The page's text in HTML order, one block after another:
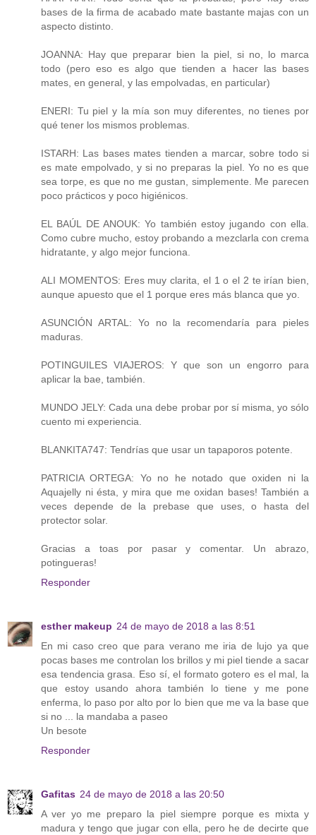
bases de la firma de acabado mate bastante majas con un
aspecto distinto.
JOANNA: Hay que preparar bien la piel, si no, lo marca
todo (pero eso es algo que tienden a hacer las bases
mates, en general, y las empolvadas, en particular)
ENERI: Tu piel y la mía son muy diferentes, no tienes por
qué tener los mismos problemas.
ISTARH: Las bases mates tienden a marcar, sobre todo si
es mate empolvado, y si no preparas la piel. Yo no es que
sea torpe, es que no me gustan, simplemente. Me parecen
poco prácticos y poco higiénicos.
EL BAÚL DE ANOUK: Yo también estoy jugando con ella.
Como cubre mucho, estoy probando a mezclarla con crema
hidratante, y algo mejor funciona.
ALI MOMENTOS: Eres muy clarita, el 1 o el 2 te irían bien,
aunque apuesto que el 1 porque eres más blanca que yo.
ASUNCIÓN ARTAL: Yo no la recomendaría para pieles
maduras.
POTINGUILES VIAJEROS: Y que son un engorro para
aplicar la bae, también.
MUNDO JELY: Cada una debe probar por sí misma, yo sólo
cuento mi experiencia.
BLANKITA747: Tendrías que usar un tapaporos potente.
PATRICIA ORTEGA: Yo no he notado que oxiden ni la
Aquajelly ni ésta, y mira que me oxidan bases! También a
veces depende de la prebase que uses, o hasta del
protector solar.
Gracias a toas por pasar y comentar. Un abrazo,
potingueras!
Responder
esther makeup 24 de mayo de 2018 a las 8:51
En mi caso creo que para verano me iria de lujo ya que
pocas bases me controlan los brillos y mi piel tiende a sacar
esa tendencia grasa. Eso sí, el formato gotero es el mal, la
que estoy usando ahora también lo tiene y me pone
enferma, lo paso por alto por lo bien que me va la base que
si no ... la mandaba a paseo
Un besote
Responder
Gafitas 24 de mayo de 2018 a las 20:50
A ver yo me preparo la piel siempre porque es mixta y
madura y tengo que jugar con ella, pero he de decirte que